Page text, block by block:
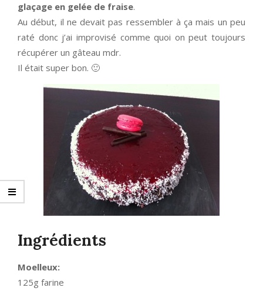
glaçage en gelée de fraise.
Au début, il ne devait pas ressembler à ça mais un peu
raté donc j’ai improvisé comme quoi on peut toujours
récupérer un gâteau mdr.
Il était super bon. 🙂
Ingrédients
Moelleux:
125g farine